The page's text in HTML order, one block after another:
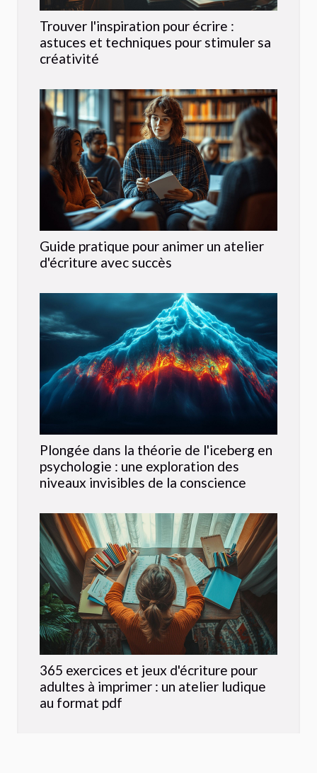
Trouver l'inspiration pour écrire :
astuces et techniques pour stimuler sa
créativité
Guide pratique pour animer un atelier
d'écriture avec succès
Plongée dans la théorie de l'iceberg en
psychologie : une exploration des
niveaux invisibles de la conscience
365 exercices et jeux d'écriture pour
adultes à imprimer : un atelier ludique
au format pdf